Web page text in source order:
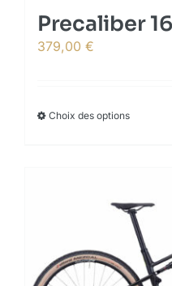
Precaliber 16
379,00 €
Choix des optionsThis
variants.
The
options
may